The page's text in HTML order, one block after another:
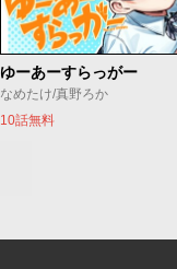
ゆーあーすらっがー
なめたけ/真野ろか
10話無料